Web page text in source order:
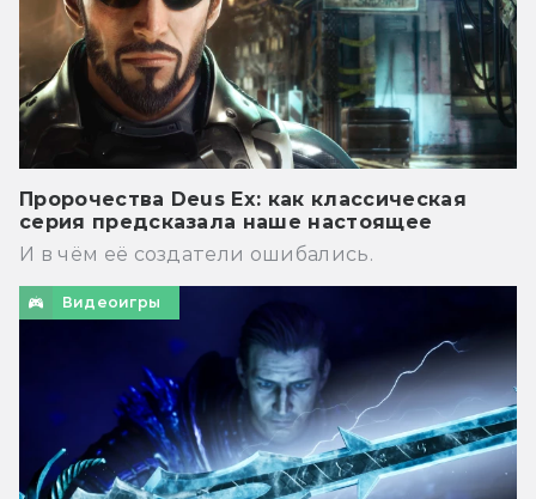
Пророчества Deus Ex: как классическая
серия предсказала наше настоящее
И в чём её создатели ошибались.
Видеоигры